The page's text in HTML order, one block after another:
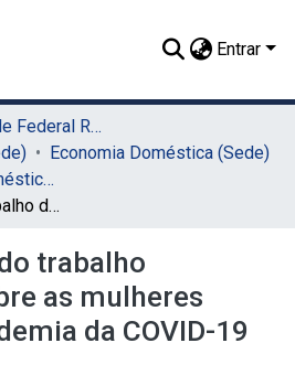
Entrar
01. Universidade Federal Rural de Pernambuco - UFRPE (Sede)
Economia Doméstica (Sede)
TCC - Economia Doméstica (Sede)
A sobrecarga do trabalho doméstico sobre as mulheres durante a pandemia da COVID-19
trabalho
as mulheres
da COVID-19